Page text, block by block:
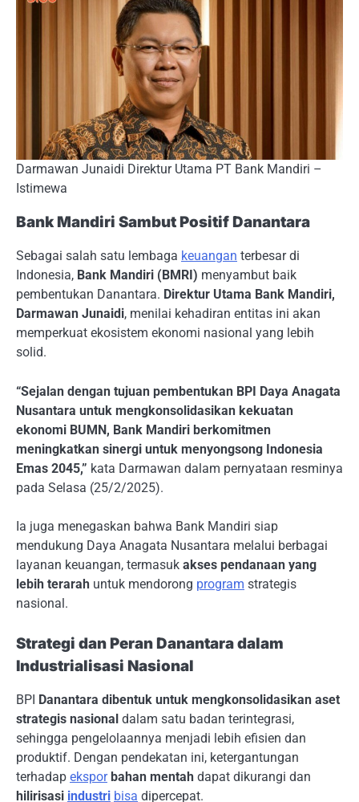
Darmawan Junaidi Direktur Utama PT Bank Mandiri –
Istimewa
Bank Mandiri Sambut Positif Danantara
Sebagai salah satu lembaga keuangan terbesar di
Indonesia, Bank Mandiri (BMRI) menyambut baik
pembentukan Danantara. Direktur Utama Bank Mandiri,
Darmawan Junaidi, menilai kehadiran entitas ini akan
memperkuat ekosistem ekonomi nasional yang lebih
solid.
“Sejalan dengan tujuan pembentukan BPI Daya Anagata
Nusantara untuk mengkonsolidasikan kekuatan
ekonomi BUMN, Bank Mandiri berkomitmen
meningkatkan sinergi untuk menyongsong Indonesia
Emas 2045,” kata Darmawan dalam pernyataan resminya
pada Selasa (25/2/2025).
Ia juga menegaskan bahwa Bank Mandiri siap
mendukung Daya Anagata Nusantara melalui berbagai
layanan keuangan, termasuk akses pendanaan yang
lebih terarah untuk mendorong program strategis
nasional.
Strategi dan Peran Danantara dalam
Industrialisasi Nasional
BPI Danantara dibentuk untuk mengkonsolidasikan aset
strategis nasional dalam satu badan terintegrasi,
sehingga pengelolaannya menjadi lebih efisien dan
produktif. Dengan pendekatan ini, ketergantungan
terhadap ekspor bahan mentah dapat dikurangi dan
hilirisasi industri bisa dipercepat.